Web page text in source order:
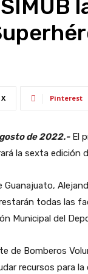
X Pinterest
de 2022.-El
la sexta edición
Guanajuato,
todas las
Municipal del
de Bomberos
recursos para